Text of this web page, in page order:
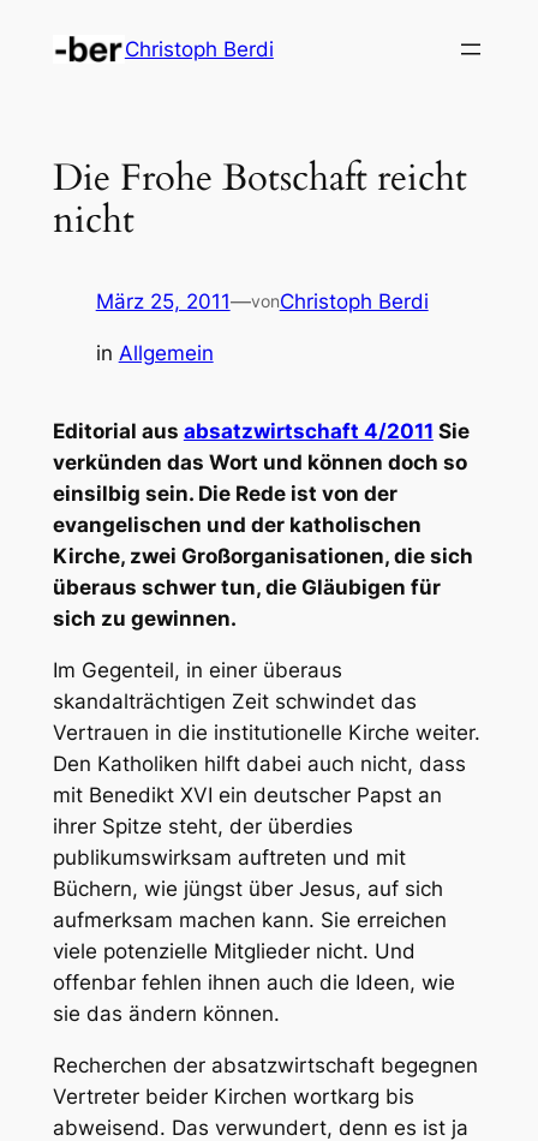
Inhalt
Christoph Berdi
Die Frohe Botschaft reicht
nicht
März 25, 2011—vonChristoph Berdi
in Allgemein
Editorial aus absatzwirtschaft 4/2011 Sie
verkünden das Wort und können doch so
einsilbig sein. Die Rede ist von der
evangelischen und der katholischen
Kirche, zwei Großorganisationen, die sich
überaus schwer tun, die Gläubigen für
sich zu gewinnen.
Im Gegenteil, in einer überaus
skandalträchtigen Zeit schwindet das
Vertrauen in die institutionelle Kirche weiter.
Den Katholiken hilft dabei auch nicht, dass
mit Benedikt XVI ein deutscher Papst an
ihrer Spitze steht, der überdies
publikumswirksam auftreten und mit
Büchern, wie jüngst über Jesus, auf sich
aufmerksam machen kann. Sie erreichen
viele potenzielle Mitglieder nicht. Und
offenbar fehlen ihnen auch die Ideen, wie
sie das ändern können.
Recherchen der absatzwirtschaft begegnen
Vertreter beider Kirchen wortkarg bis
abweisend. Das verwundert, denn es ist ja